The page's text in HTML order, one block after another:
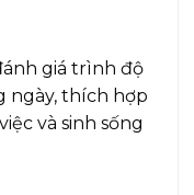
giá trình độ
ngày, thích hợp
và sinh sống